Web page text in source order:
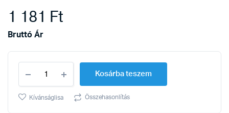
1 181 Ft
Bruttó Ár
fa
quantity
Kosárba teszem
Kívánságlisa Összehasonlítás